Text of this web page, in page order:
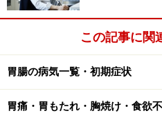
出るので、血液検査で測定が
は、IとIIの二種類がありま
胃酸を分泌する領域（胃底
胃全体から分泌されます。
この記事に関
胃腸の病気一覧・初期症状
胃痛・胃もたれ・胸焼け・食欲